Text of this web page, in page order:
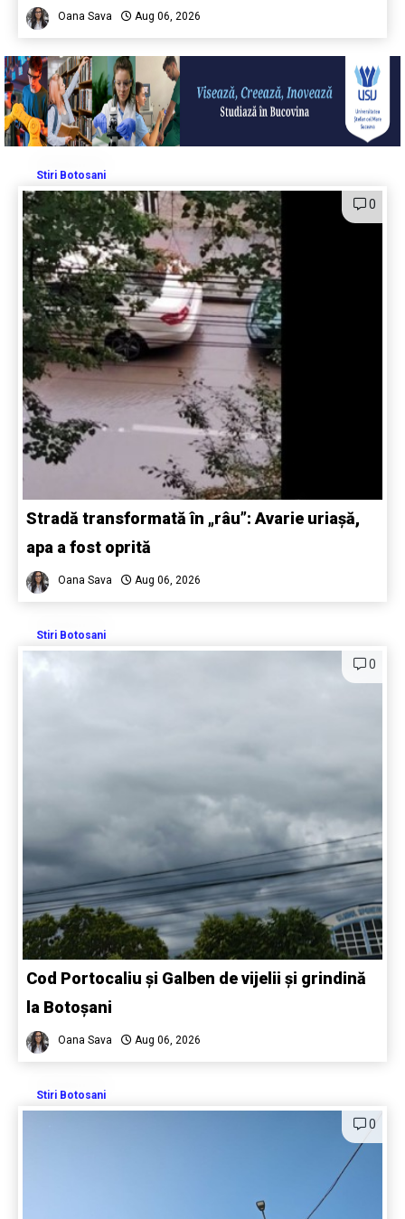
Oana Sava Aug 06, 2026
Stiri Botosani
0
Stradă transformată în „râu”: Avarie uriașă,
apa a fost oprită
Oana Sava Aug 06, 2026
Stiri Botosani
0
Cod Portocaliu și Galben de vijelii și grindină
la Botoșani
Oana Sava Aug 06, 2026
Stiri Botosani
0